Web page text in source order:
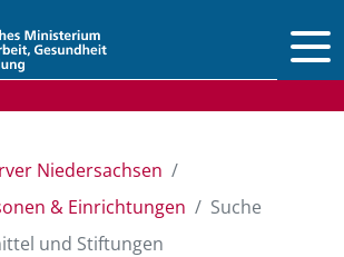
Niedersachsen
& Einrichtungen
Suche
und Stiftungen